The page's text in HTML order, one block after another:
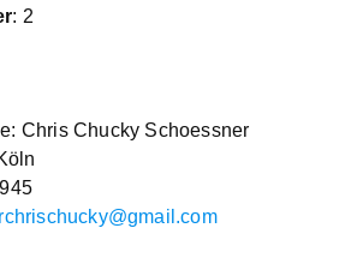
: 2
Chris Chucky Schoessner